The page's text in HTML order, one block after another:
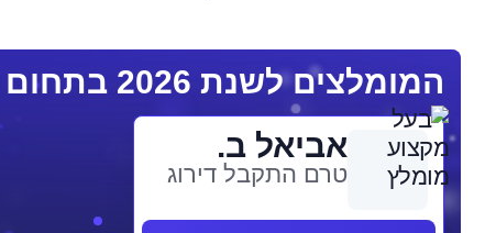
המומלצים לשנת 2026 בתחום שמאות רכוש
אביאל ב.
טרם התקבל דירוג